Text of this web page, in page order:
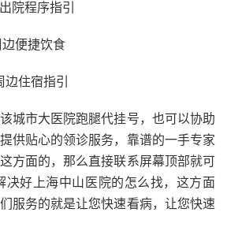
院程序指引
便捷饮食
住宿指引
城市大医院跑腿代挂号，也可以协助
供贴心的领诊服务，靠谱的一手专家
方面的，那么直接联系屏幕顶部就可
决好上海中山医院的怎么找，这方面
服务的就是让您快速看病，让您快速